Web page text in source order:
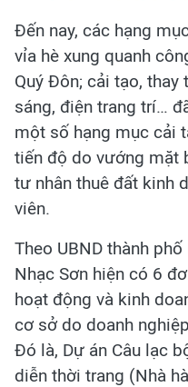
Đến nay, các hạng
vỉa hè xung quanh
Quý Đôn; cải tạo, thay
sáng, điện trang trí…
một số hạng mục cải
tiến độ do vướng mặt
tư nhân thuê đất kinh
viên.
Theo UBND thành
Nhạc Sơn hiện có 6
hoạt động và kinh
cơ sở do doanh
Đó là, Dự án Câu lạc
diễn thời trang (Nhà